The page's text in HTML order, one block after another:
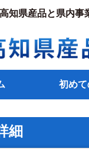
知県産品と県内事
初め
細